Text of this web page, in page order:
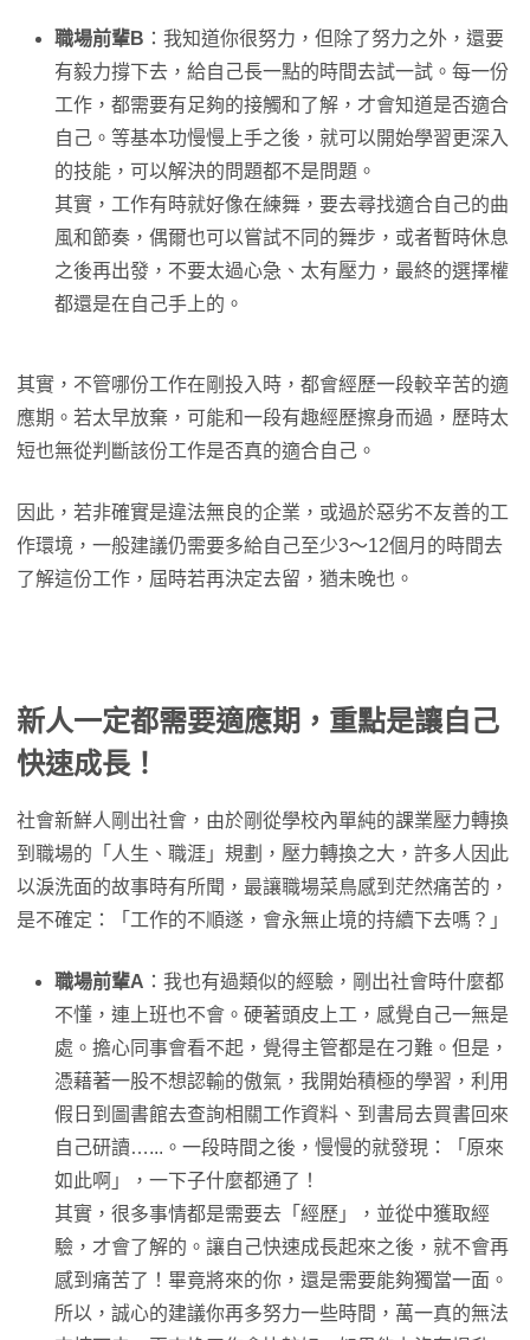
職場前輩B ：我知道你很努力，但除了努力之外，還要
有毅力撐下去，給自己長一點的時間去試一試。每一份
工作，都需要有足夠的接觸和了解，才會知道是否適合
自己。等基本功慢慢上手之後，就可以開始學習更深入
的技能，可以解決的問題都不是問題。
其實，工作有時就好像在練舞，要去尋找適合自己的曲
風和節奏，偶爾也可以嘗試不同的舞步，或者暫時休息
之後再出發，不要太過心急、太有壓力，最終的選擇權
都還是在自己手上的。
其實，不管哪份工作在剛投入時，都會經歷一段較辛苦的適
應期。若太早放棄，可能和一段有趣經歷擦身而過，歷時太
短也無從判斷該份工作是否真的適合自己。
因此，若非確實是違法無良的企業，或過於惡劣不友善的工
作環境，一般建議仍需要多給自己至少3～12個月的時間去
了解這份工作，屆時若再決定去留，猶未晚也。
新人一定都需要適應期，重點是讓自己
快速成長！
社會新鮮人剛出社會，由於剛從學校內單純的課業壓力轉換
到職場的「人生、職涯」規劃，壓力轉換之大，許多人因此
以淚洗面的故事時有所聞，最讓職場菜鳥感到茫然痛苦的，
是不確定：「工作的不順遂，會永無止境的持續下去嗎？」
職場前輩A ：我也有過類似的經驗，剛出社會時什麼都
不懂，連上班也不會。硬著頭皮上工，感覺自己一無是
處。擔心同事會看不起，覺得主管都是在刁難。但是，
憑藉著一股不想認輸的傲氣，我開始積極的學習，利用
假日到圖書館去查詢相關工作資料、到書局去買書回來
自己研讀…...。一段時間之後，慢慢的就發現：「原來
如此啊」，一下子什麼都通了！
其實，很多事情都是需要去「經歷」，並從中獲取經
驗，才會了解的。讓自己快速成長起來之後，就不會再
感到痛苦了！畢竟將來的你，還是需要能夠獨當一面。
所以，誠心的建議你再多努力一些時間，萬一真的無法